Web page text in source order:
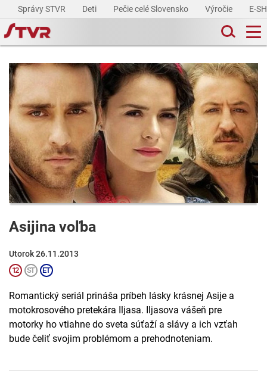
Správy STVR Deti Pečie celé Slovensko Výročie E-
Asijina voľba
Utorok 26.11.2013
Romantický seriál prináša príbeh lásky krásnej Asije a
motokrosového pretekára Iljasa. Iljasova vášeň pre
motorky ho vtiahne do sveta súťaží a slávy a ich vzťah
bude čeliť svojim problémom a prehodnoteniam.